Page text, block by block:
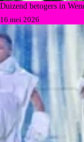
Duizend betogers in
16 mei 2026